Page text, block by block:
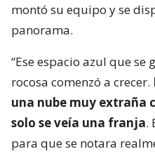
montó su equipo y se
panorama.
“Ese espacio azul que
rocosa comenzó a crecer.
una nube muy extraña
solo se veía una franja.
para que se notara